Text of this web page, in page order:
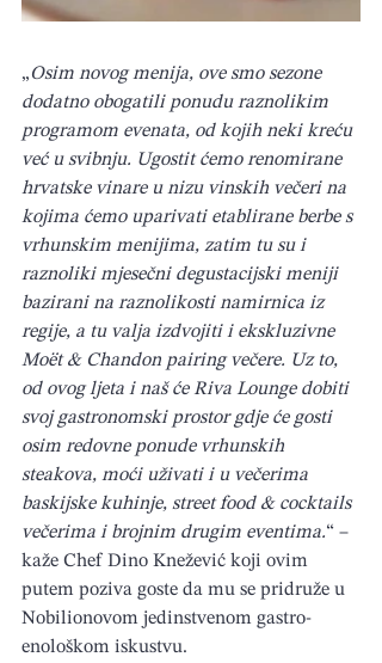
„Osim novog menija, ove smo sezone
dodatno obogatili ponudu raznolikim
programom evenata, od kojih neki kreću
već u svibnju. Ugostit ćemo renomirane
hrvatske vinare u nizu vinskih večeri na
kojima ćemo uparivati etablirane berbe s
vrhunskim menijima, zatim tu su i
raznoliki mjesečni degustacijski meniji
bazirani na raznolikosti namirnica iz
regije, a tu valja izdvojiti i ekskluzivne
Moët & Chandon pairing večere. Uz to,
od ovog ljeta i naš će Riva Lounge dobiti
svoj gastronomski prostor gdje će gosti
osim redovne ponude vrhunskih
steakova, moći uživati i u večerima
baskijske kuhinje, street food & cocktails
večerima i brojnim drugim eventima.“ –
kaže Chef Dino Knežević koji ovim
putem poziva goste da mu se pridruže u
Nobilionovom jedinstvenom gastro-
enološkom iskustvu.